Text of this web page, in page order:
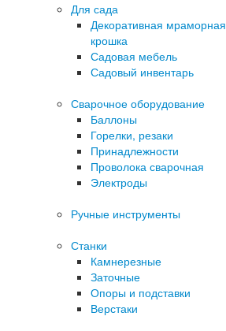
Для сада
Декоративная мраморная
крошка
Садовая мебель
Садовый инвентарь
Сварочное оборудование
Баллоны
Горелки, резаки
Принадлежности
Проволока сварочная
Электроды
Ручные инструменты
Станки
Камнерезные
Заточные
Опоры и подставки
Верстаки